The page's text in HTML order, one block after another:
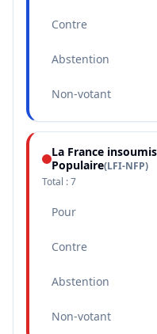
Contre
Abstention
Non-votant
La France
Populaire(LFI-NFP)
Total :7
Pour
Contre
Abstention
Non-votant